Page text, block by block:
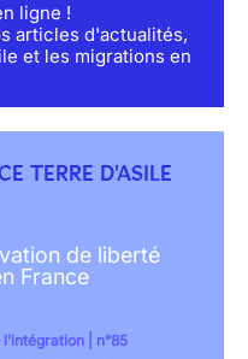
ligne !
articles d'actualités,
et les migrations en
TERRE D'ASILE
de liberté
France
| n°85